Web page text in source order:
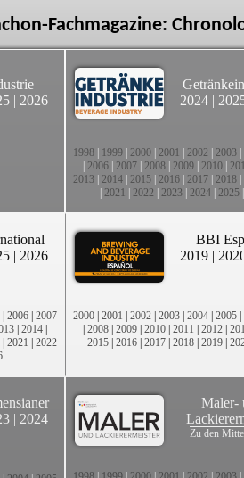
Fachmagazine:
| 2026
2024 |
1998 1999 2000 2001 2002 2003
2006 2007 2008 2009 2010
2013 2014 2015 2016 2017 2018
2021 2022 2023| 2024| 2025|
| 2026
| 2006 | 2007
| 2014 |
| 2021 | 2022
BBI
2019 |
2000 | 2001 | 2002 | 2003 | 2004 | 2005 |
| 2008 | 2009 | 2010 | 2011 | 2012 |
2015 | 2016 | 2017 | 2018 | 2019 |
| 2024
Maler-
Zu den